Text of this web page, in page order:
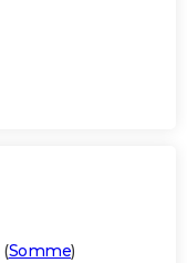
(Somme)